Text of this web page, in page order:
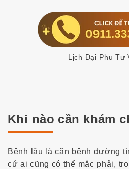
Lịch Đại Phu Tư
Khi nào cần khám
Bệnh lậu là căn bệnh đường
cứ ai cũng có thể mắc phải,